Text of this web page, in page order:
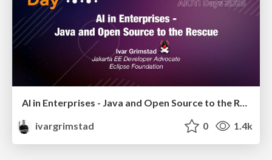
AI in Enterprises - Java and Open Source to the Rescue
ivargrimstad
0 1.4k